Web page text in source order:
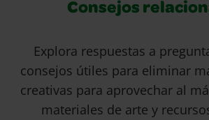
Consejos
Explora respuestas a
consejos útiles para eliminar
creativas para aprovechar al
materiales de arte y